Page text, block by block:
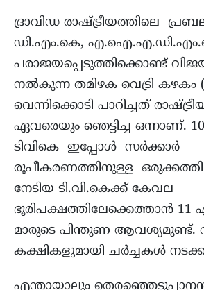
ദ്രാവിഡ രാഷ്ട്രീയത്തിലെ
ഡി.എം.കെ,
പരാജയപ്പെടുത്തിക്കൊണ്ട്
നൽകുന്ന തമിഴക വെട്രി കഴകം
വെന്നിക്കൊടി പാറിച്ചത്
ഏവരെയും ഞെട്ടിച്ച ഒന്നാണ്.
ടിവികെ ഇപ്പോൾ സർക്കാർ
രൂപീകരണത്തിനുള്ള
നേടിയ ടി.വി.കെക്ക് കേവല
ഭൂരിപക്ഷത്തിലേക്കെത്താൻ
മാരുടെ പിന്തുണ ആവശ്യമുണ്ട്.
കക്ഷികളുമായി ചർച്ചകൾ
എന്തായാലും